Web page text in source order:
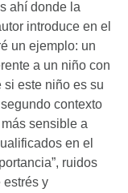
ahí donde la
introduce en el
un ejemplo: un
a un niño con
este niño es su
contexto
sensible a
en el
ruidos
estrés y